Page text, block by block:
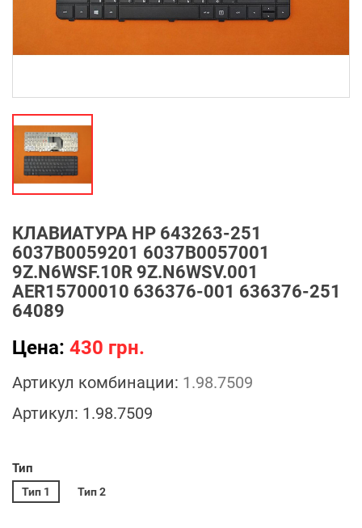
КЛАВИАТУРА HP 643263-251
6037B0059201 6037B0057001
9Z.N6WSF.10R 9Z.N6WSV.001
AER15700010 636376-001 636376-251
64089
Цена: 430 грн.
Артикул комбинации: 1.98.7509
Артикул: 1.98.7509
Тип
Тип 1 Тип 2